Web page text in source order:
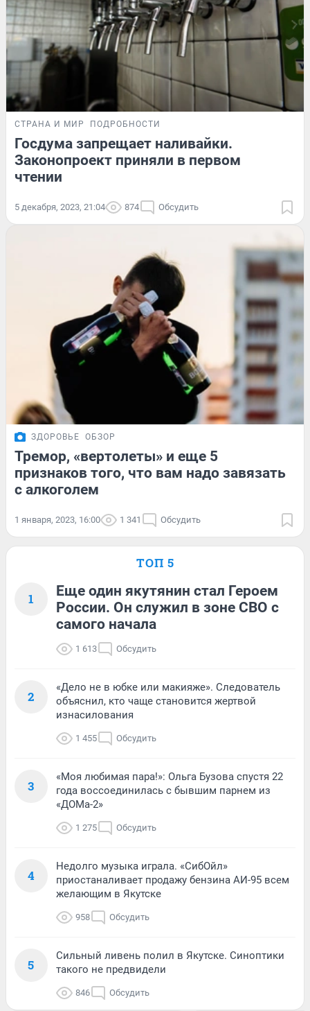
СТРАНА И МИР ПОДРОБНОСТИ
Госдума запрещает наливайки.
Законопроект приняли в первом
чтении
5 декабря, 2023, 21:04 874 Обсудить
ЗДОРОВЬЕ ОБЗОР
Тремор, «вертолеты» и еще 5
признаков того, что вам надо завязать
с алкоголем
1 января, 2023, 16:00 1 341 Обсудить
ТОП 5
1
Еще один якутянин стал Героем
России. Он служил в зоне СВО с
самого начала
1 613 Обсудить
2
«Дело не в юбке или макияже». Следователь
объяснил, кто чаще становится жертвой
изнасилования
1 455 Обсудить
3
«Моя любимая пара!»: Ольга Бузова спустя 22
года воссоединилась с бывшим парнем из
«ДОМа-2»
1 275 Обсудить
4
Недолго музыка играла. «СибОйл»
приостаналивает продажу бензина АИ-95 всем
желающим в Якутске
958 Обсудить
5
Сильный ливень полил в Якутске. Синоптики
такого не предвидели
846 Обсудить